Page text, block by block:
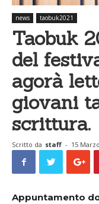
news taobuk2021
Taobuk
del
agorà
giovani
scrittura.
Scritto da staff - 15
Appuntamento